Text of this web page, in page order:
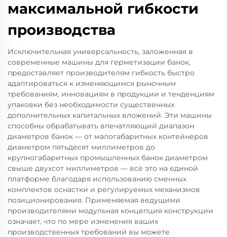
максимальной гибкости
производства
Исключительная универсальность, заложенная в
современные машины для герметизации банок,
предоставляет производителям гибкость быстро
адаптироваться к изменяющимся рыночным
требованиям, инновациям в продукции и тенденциям
упаковки без необходимости существенных
дополнительных капитальных вложений. Эти машины
способны обрабатывать впечатляющий диапазон
диаметров банок — от малогабаритных контейнеров
диаметром пятьдесят миллиметров до
крупногабаритных промышленных банок диаметром
свыше двухсот миллиметров — всё это на единой
платформе благодаря использованию сменных
комплектов оснастки и регулируемых механизмов
позиционирования. Применяемая ведущими
производителями модульная концепция конструкции
означает, что по мере изменения ваших
производственных требований вы можете